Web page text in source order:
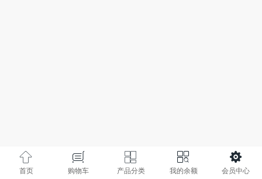
首页 购物车 产品分类 我的余额 会员中心